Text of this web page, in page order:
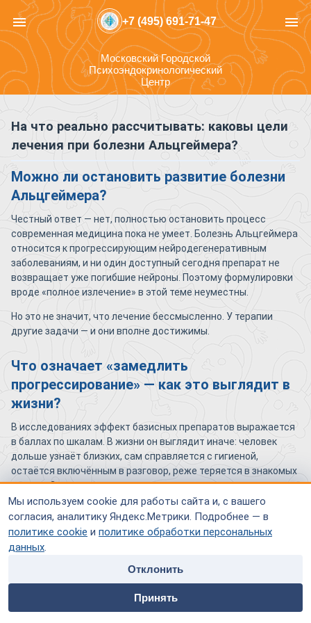
Мы используем cookie для работы сайта и, с вашего
согласия, аналитику Яндекс.Метрики. Подробнее — в
политике cookie и политике обработки персональных
данных.
Отклонить
Принять
home people
Специалисты
payment contacts
menu +7 (495) 691-71-47 menu
Московский Городской
Психоэндокринологический
Центр
На что реально рассчитывать: каковы цели
лечения при болезни Альцгеймера?
Можно ли остановить развитие болезни
Альцгеймера?
Честный ответ — нет, полностью остановить процесс
современная медицина пока не умеет. Болезнь Альцгеймера
относится к прогрессирующим нейродегенеративным
заболеваниям, и ни один доступный сегодня препарат не
возвращает уже погибшие нейроны. Поэтому формулировки
вроде «полное излечение» в этой теме неуместны.
Но это не значит, что лечение бессмысленно. У терапии
другие задачи — и они вполне достижимы.
Что означает «замедлить
прогрессирование» — как это выглядит в
жизни?
В исследованиях эффект базисных препаратов выражается
в баллах по шкалам. В жизни он выглядит иначе: человек
дольше узнаёт близких, сам справляется с гигиеной,
остаётся включённым в разговор, реже теряется в знакомых
местах. Это не «возврат назад», а удержание текущего
уровня — на месяцы, иногда дольше.
Хорошая аналогия — спуск с горы. Болезнь — это уклон,
остановить который нельзя. Лечение работает как
сцепление и тормоза: оно не превращает спуск в подъём, но
делает его более пологим и управляемым. И для семьи это
часто значит очень много.
Как оценивают, работает ли лечение: